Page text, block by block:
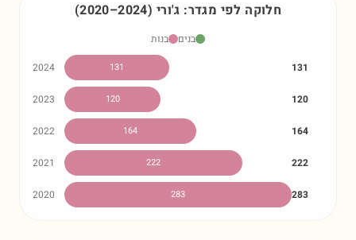
חלוקה לפי מגדר: ג'ורי (2020–2024)
בנים
בנות
2024
131 131
2023 120 120
2022 164 164
2021 222 222
2020 283 283